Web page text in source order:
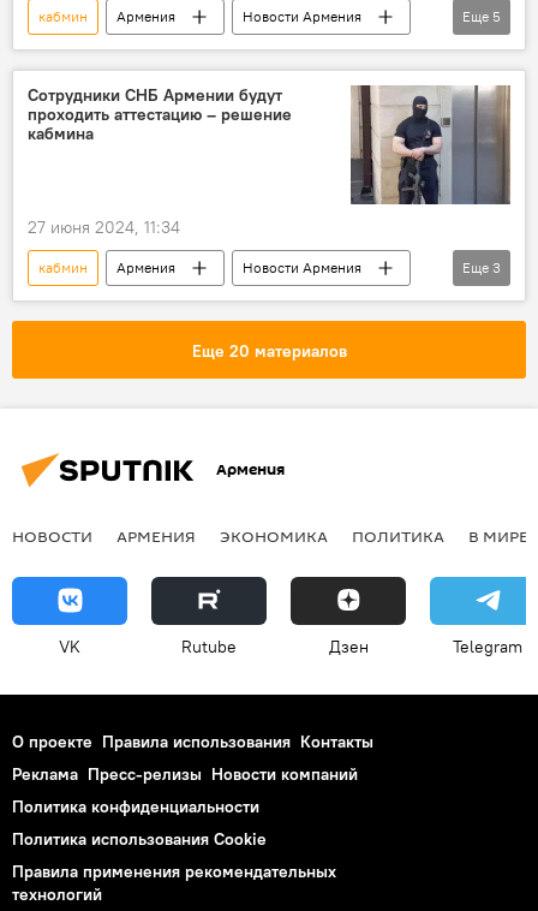
кабмин Армения
Новости Армения
Общество
Культура
музей
Выставка
экспонаты
Еще 5
Сотрудники СНБ Армении будут
проходить аттестацию – решение
кабмина
27 июня 2024, 11:34
кабмин Армения
Новости Армения
Политика
СНБ аттестация
Еще 3
Еще 20 материалов
Армения
НОВОСТИ АРМЕНИЯ ЭКОНОМИКА ПОЛИТИКА В МИРЕ
VK Rutube Дзен Telegram
О проекте Правила использования Контакты
Реклама Пресс-релизы Новости компаний
Политика конфиденциальности
Политика использования Cookie
Правила применения рекомендательных
технологий